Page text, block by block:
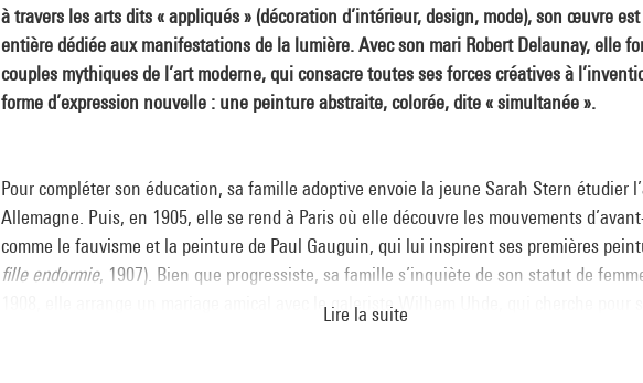
à travers les arts dits « appliqués » (décoration d’intérieur, design, mode), son œuvre
entière dédiée aux manifestations de la lumière. Avec son mari Robert Delaunay, elle
couples mythiques de l’art moderne, qui consacre toutes ses forces créatives à
forme d’expression nouvelle : une peinture abstraite, colorée, dite « simultanée ».
Pour compléter son éducation, sa famille adoptive envoie la jeune Sarah Stern étudier
Allemagne. Puis, en 1905, elle se rend à Paris où elle découvre les mouvements
comme le fauvisme et la peinture de Paul Gauguin, qui lui inspirent ses premières
fille endormie, 1907). Bien que progressiste, sa famille s’inquiète de son statut de
1908, elle arrange un mariage amical avec le galeriste Wilhem Uhde, qui cherche pour
Lire la suite